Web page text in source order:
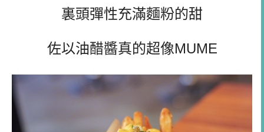
裏頭彈性充滿麵粉的甜
佐以油醋醬真的超像MUME